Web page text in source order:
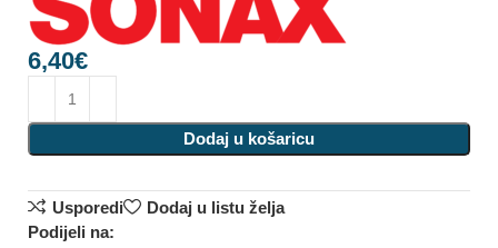
6,40€
Dodaj u košaricu
Usporedi
Dodaj u listu želja
Podijeli na: